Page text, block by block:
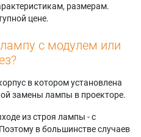
размерам.
цене.
с модулем или
в котором установлена
замены лампы в проекторе.
из строя лампы - с
в большинстве случаев